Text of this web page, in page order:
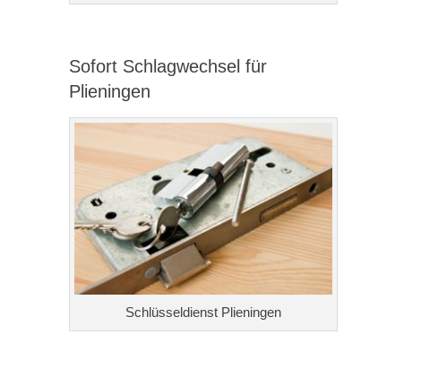
Sofort Schlagwechsel für
Plieningen
Schlüsseldienst Plieningen